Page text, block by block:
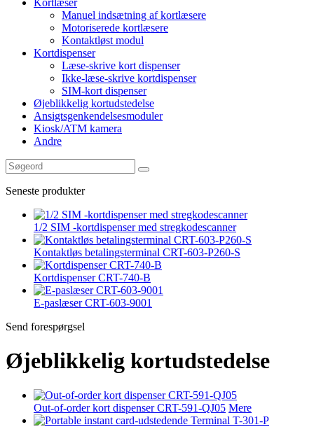
Kortlæser
Manuel indsætning af kortlæsere
Motoriserede kortlæsere
Kontaktløst modul
Kortdispenser
Læse-skrive kort dispenser
Ikke-læse-skrive kortdispenser
SIM-kort dispenser
Øjeblikkelig kortudstedelse
Ansigtsgenkendelsesmoduler
Kiosk/ATM kamera
Andre
Seneste produkter
1/2 SIM -kortdispenser med stregkodescanner
Kontaktløs betalingsterminal CRT-603-P260-S
Kortdispenser CRT-740-B
E-paslæser CRT-603-9001
Send forespørgsel
Øjeblikkelig kortudstedelse
Out-of-order kort dispenser CRT-591-QJ05 Mere